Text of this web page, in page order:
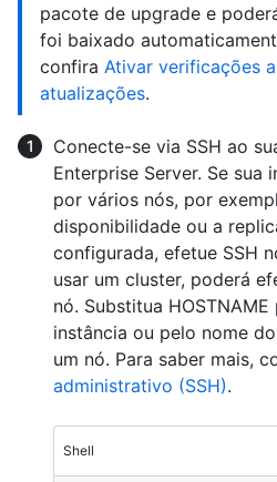
pacote de upgrade e
foi baixado
confira Ativar verificações
atualizações.
Conecte-se via SSH ao
Enterprise Server. Se sua
por vários nós, por
disponibilidade ou a
configurada, efetue SSH
usar um cluster, poderá
nó. Substitua
instância ou pelo nome
um nó. Para saber mais,
administrativo (SSH).
Shell